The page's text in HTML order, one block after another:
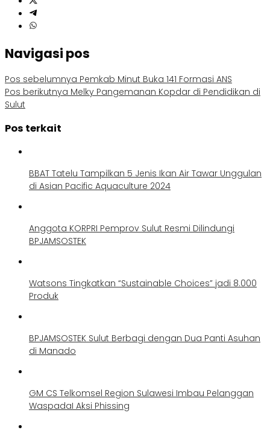
Navigasi pos
Pos sebelumnya Pemkab Minut Buka 141 Formasi ANS
Pos berikutnya Melky Pangemanan Kopdar di Pendidikan di
Sulut
Pos terkait
BBAT Tatelu Tampilkan 5 Jenis Ikan Air Tawar Unggulan
di Asian Pacific Aquaculture 2024
Anggota KORPRI Pemprov Sulut Resmi Dilindungi
BPJAMSOSTEK
Watsons Tingkatkan “Sustainable Choices” jadi 8.000
Produk
BPJAMSOSTEK Sulut Berbagi dengan Dua Panti Asuhan
di Manado
GM CS Telkomsel Region Sulawesi Imbau Pelanggan
WaspadaI Aksi Phissing